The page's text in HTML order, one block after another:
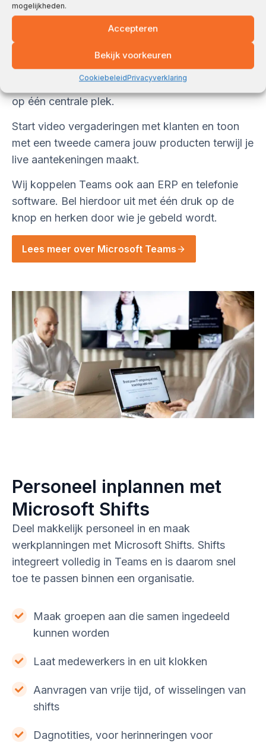
mogelijkheden.
Accepteren
Bekijk voorkeuren
CookiebeleidPrivacyverklaring
Alle communicatie op één
plek met Microsoft Teams
Microsoft Teams is de nieuwe standaard om
samen te werken. Stel teams en projecten samen
en deel planningen, bestanden en communicatie
op één centrale plek.
Start video vergaderingen met klanten en toon
met een tweede camera jouw producten terwijl je
live aantekeningen maakt.
Wij koppelen Teams ook aan ERP en telefonie
software. Bel hierdoor uit met één druk op de
knop en herken door wie je gebeld wordt.
Lees meer over Microsoft Teams
Personeel inplannen met
Microsoft Shifts
Deel makkelijk personeel in en maak
werkplanningen met Microsoft Shifts. Shifts
integreert volledig in Teams en is daarom snel
toe te passen binnen een organisatie.
Maak groepen aan die samen ingedeeld
kunnen worden
Laat medewerkers in en uit klokken
Aanvragen van vrije tijd, of wisselingen van
shifts
Dagnotities, voor herinneringen voor